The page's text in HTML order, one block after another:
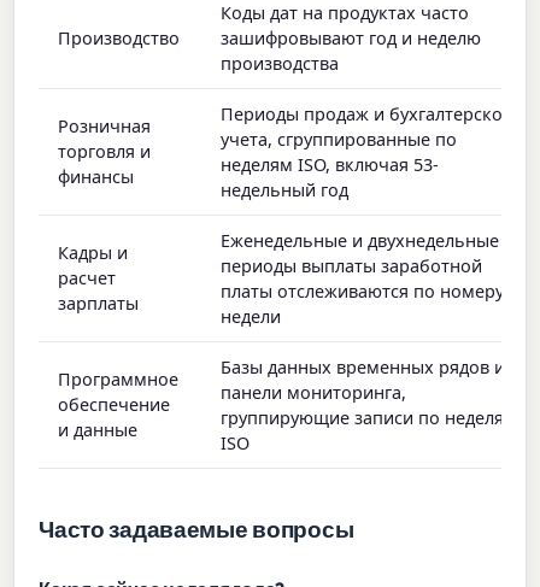
Производство
Коды дат на продуктах часто
зашифровывают год и неделю
производства
Розничная
торговля и
финансы
Периоды продаж и бухгалтерского
учета, сгруппированные по
неделям ISO, включая 53-
недельный год
Кадры и
расчет
зарплаты
Еженедельные и двухнедельные
периоды выплаты заработной
платы отслеживаются по номеру
недели
Программное
обеспечение
и данные
Базы данных временных рядов и
панели мониторинга,
группирующие записи по неделям
ISO
Часто задаваемые вопросы